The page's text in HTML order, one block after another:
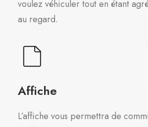
voulez véhiculer tout en étant
au regard.
Affiche
L’affiche vous permettra de